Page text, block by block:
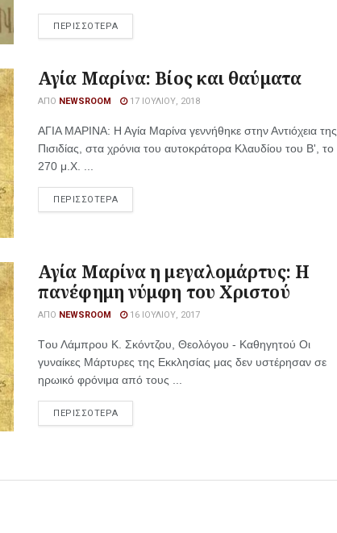
ΠΕΡΙΣΣΟΤΕΡΑ
Αγία Μαρίνα: Βίος και θαύματα
ΑΠΌ NEWSROOM 17 ΙΟΥΛΊΟΥ, 2018
ΑΓΙΑ ΜΑΡΙΝΑ: Η Αγία Μαρίνα γεννήθηκε στην Αντιόχεια της
Πισιδίας, στα χρόνια του αυτοκράτορα Κλαυδίου του Β', το
270 μ.Χ. ...
ΠΕΡΙΣΣΟΤΕΡΑ
Αγία Μαρίνα η μεγαλομάρτυς: Η
πανέφημη νύμφη του Χριστού
ΑΠΌ NEWSROOM 16 ΙΟΥΛΊΟΥ, 2017
Tου Λάμπρου Κ. Σκόντζου, Θεολόγου - Καθηγητού Οι
γυναίκες Μάρτυρες της Εκκλησίας μας δεν υστέρησαν σε
ηρωικό φρόνιμα από τους ...
ΠΕΡΙΣΣΟΤΕΡΑ